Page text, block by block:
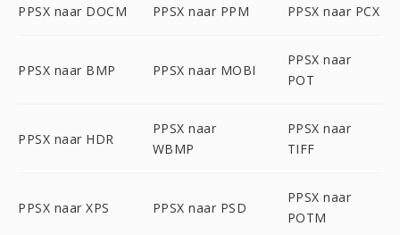
PPSX naar DOCM PPSX naar PPM PPSX naar PCX
PPSX naar BMP PPSX naar MOBI
PPSX naar
POT
PPSX naar HDR
PPSX naar
WBMP
PPSX naar
TIFF
PPSX naar XPS PPSX naar PSD
PPSX naar
POTM